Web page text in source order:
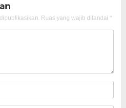
Ruas yang wajib ditandai *